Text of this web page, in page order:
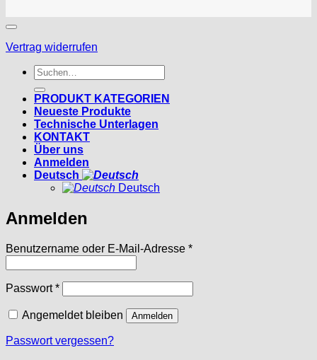
Vertrag widerrufen
Suchen
nach:
PRODUKT KATEGORIEN
Neueste Produkte
Technische Unterlagen
KONTAKT
Über uns
Anmelden
Deutsch
Deutsch
Anmelden
Benutzername oder E-Mail-Adresse *Erforderlich
Passwort*Erforderlich
Angemeldet bleiben Anmelden
Passwort vergessen?